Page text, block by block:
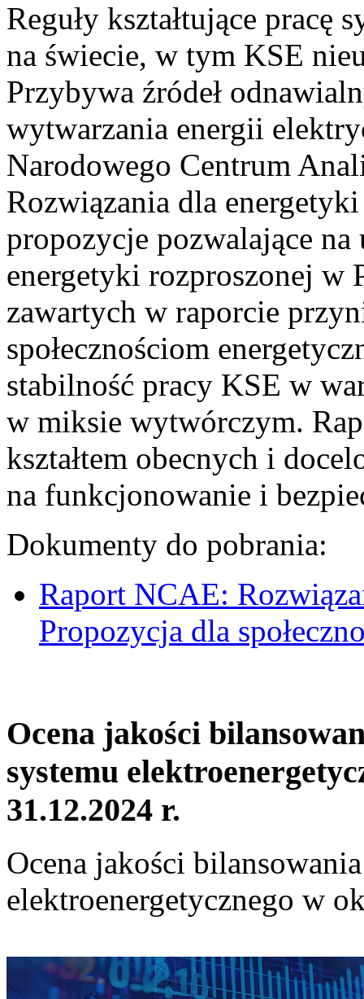
Reguły kształtujące pracę
na świecie, w tym KSE
Przybywa źródeł
wytwarzania energii
Narodowego Centrum
Rozwiązania dla
propozycje pozwalające
energetyki rozproszonej w
zawartych w raporcie
społecznościom
stabilność pracy KSE w
w miksie wytwórczym.
kształtem obecnych i
na funkcjonowanie i
Dokumenty do pobrania:
Raport NCAE:
Propozycja dla
Ocena jakości
systemu
31.12.2024 r.
Ocena jakości
elektroenergetycznego w